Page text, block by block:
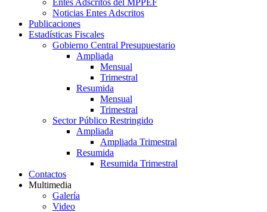
Entes Adscritos del MPPEF
Noticias Entes Adscritos
Publicaciones
Estadísticas Fiscales
Gobierno Central Presupuestario
Ampliada
Mensual
Trimestral
Resumida
Mensual
Trimestral
Sector Público Restringido
Ampliada
Ampliada Trimestral
Resumida
Resumida Trimestral
Contactos
Multimedia
Galería
Video